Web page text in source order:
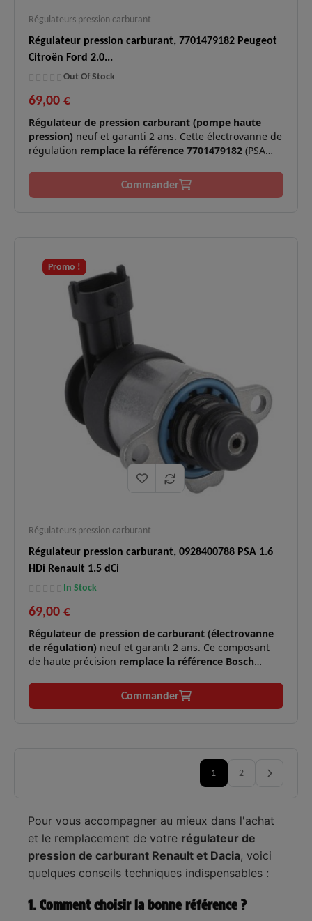
Régulateurs pression carburant
Régulateur pression carburant, 7701479182 Peugeot
Citroën Ford 2.0...
Out Of Stock
69,00 €
Régulateur de pression carburant (pompe haute
pression) neuf et garanti 2 ans. Cette électrovanne de
régulation remplace la référence 7701479182 (PSA
précis de la pression dans le système d'injection
Common Rail des moteurs 2.0 HDi/TDCi, Renault 1,5
Symptômes
résolus :
Perte de puissance, à-coups, mode
dégradé, défaut pression rail.
Technologie
Régulation précise du débit et de la
pression carburant.
Logistique
En stock, expédition rapide, livraison
express 48h.
Commander
Promo !
Régulateurs pression carburant
Régulateur pression carburant, 0928400788 PSA 1.6
HDi Renault 1.5 dCi
In Stock
69,00 €
Régulateur de pression de carburant (électrovanne
de régulation) neuf et garanti 2 ans. Ce composant
de haute précision remplace la référence Bosch
167001056R, 167004323R, 167008165R. Il se monte
sur les pompes haute pression 0445010704,
TDCi (68 à 95 cv).
Perte de puissance, à-coups, mode
✅
Applications
Peugeot 207/208/308/Partner,
Citroën C3/C4/Berlingo, Renault
Clio/Captur, Dacia Logan/Sandero,
Ford Fiesta.
Logistique
:
En stock, expédition immédiate,
livraison express 48h.
Commander
1 2
Pour vous accompagner au mieux dans l'achat
et le remplacement de votre régulateur de
pression de carburant Renault et Dacia, voici
quelques conseils techniques indispensables :
1. Comment choisir la bonne référence ?